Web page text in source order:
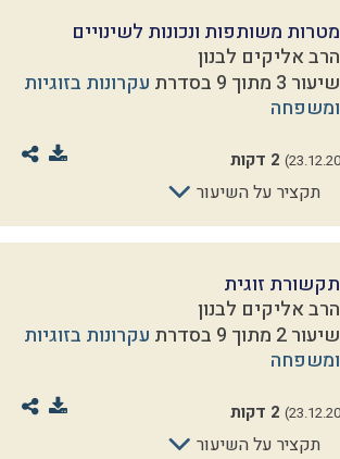
מטרות משותפות ונכונות לשינויים
הרב אליקים לבנון
שיעור 3 מתוך 9 בסדרת
עקרונות בזוגיות
ומשפחה
2 דקות
תקציר על השיעור
תקשורת זוגית
הרב אליקים לבנון
שיעור 2 מתוך 9 בסדרת
עקרונות בזוגיות
ומשפחה
2 דקות
תקציר על השיעור